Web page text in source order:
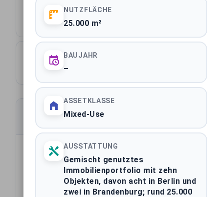
430
641
Transaktionen filtern
Transaktionsdatum
Assetklasse
Bundesland
NUTZFLÄCHE
25.000 m²
BAUJAHR
–
ASSETKLASSE
Mixed-Use
AUSSTATTUNG
Gemischt genutztes
Immobilienportfolio mit zehn
Objekten, davon acht in Berlin und
zwei in Brandenburg; rund 25.000